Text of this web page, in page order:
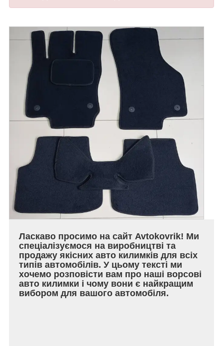
Ласкаво просимо на сайт Avtokovrik! Ми
спеціалізуємося на виробництві та
продажу якісних авто килимків для всіх
типів автомобілів. У цьому тексті ми
хочемо розповісти вам про наші ворсові
авто килимки і чому вони є найкращим
вибором для вашого автомобіля.